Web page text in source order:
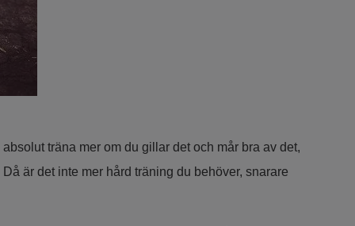
träna mer om du gillar det och mår bra av det,
är det inte mer hård träning du behöver, snarare